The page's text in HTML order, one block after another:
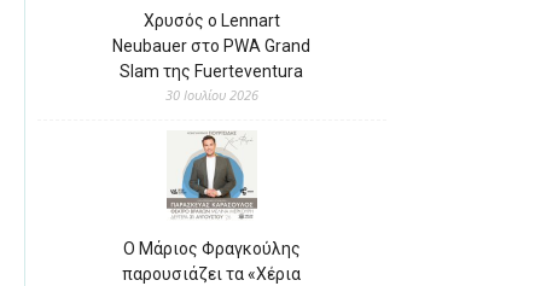
Χρυσός ο Lennart
Neubauer στο PWA Grand
Slam της Fuerteventura
30 Ιουλίου 2026
Ο Μάριος Φραγκούλης
παρουσιάζει τα «Χέρια